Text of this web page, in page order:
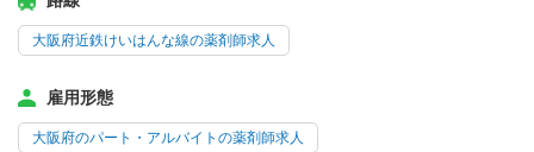
大阪府近鉄けいはんな線の薬剤師求人
雇用形態
大阪府のパート・アルバイトの薬剤師求人